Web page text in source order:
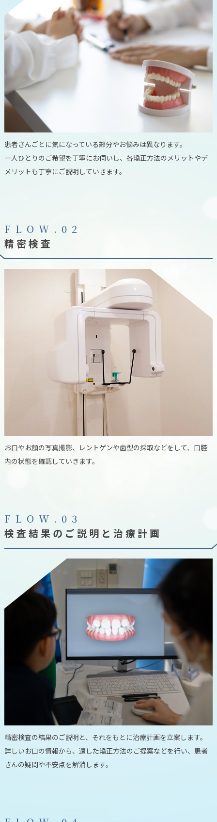
患者さんごとに気になっている部分やお悩みは異なります。
一人ひとりのご希望を丁寧にお伺いし、各矯正方法のメリットやデ
メリットも丁寧にご説明していきます。
F L O W . 0 2
精密検査
お口やお顔の写真撮影、レントゲンや歯型の採取などをして、口腔
内の状態を確認していきます。
F L O W . 0 3
検査結果のご説明と治療計画
精密検査の結果のご説明と、それをもとに治療計画を立案します。
詳しいお口の情報から、適した矯正方法のご提案などを行い、患者
さんの疑問や不安点を解消します。